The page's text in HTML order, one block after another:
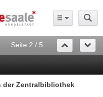
Seite 2 / 5
der Zentralbibliothek